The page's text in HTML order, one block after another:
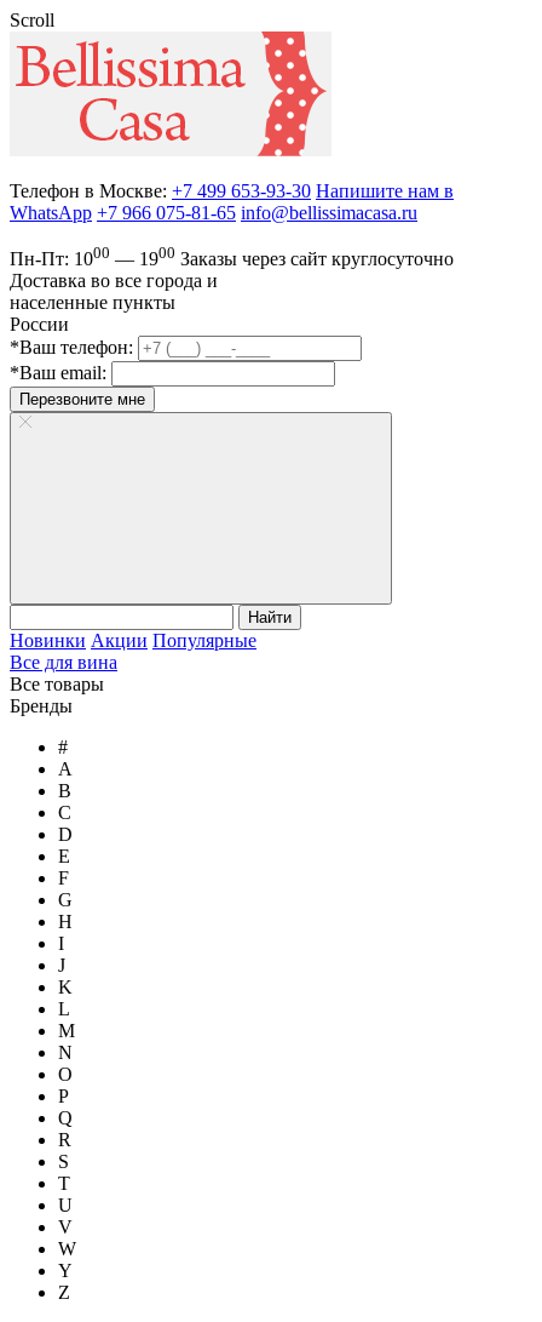
Scroll
Телефон в Москве: +7 499 653-93-30 Напишите нам в
WhatsApp +7 966 075-81-65 info@bellissimacasa.ru
Пн-Пт: 1000 — 1900 Заказы через сайт круглосуточно
Доставка во все города и
населенные пункты
России
*Ваш телефон:
*Ваш email:
Перезвоните мне
Найти
Новинки Акции Популярные
Все для вина
Все товары
Бренды
#
A
B
C
D
E
F
G
H
I
J
K
L
M
N
O
P
Q
R
S
T
U
V
W
Y
Z